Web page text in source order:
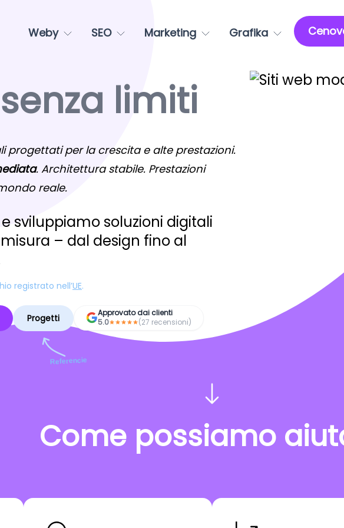
Weby SEO Marketing Grafika
limiti
progettati per la crescita e alte prestazioni.
. Architettura stabile. Prestazioni
reale.
sviluppiamo soluzioni digitali
– dal design fino al
registrato nell’UE.
Progetti
Referencie
Approvato dai clienti
5.0
(27 recensioni)
Come possiamo